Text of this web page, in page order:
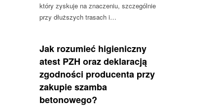
który zyskuje na znaczeniu, szczególnie
przy dłuższych trasach i…
Jak rozumieć higieniczny
atest PZH oraz deklaracją
zgodności producenta przy
zakupie szamba
betonowego?